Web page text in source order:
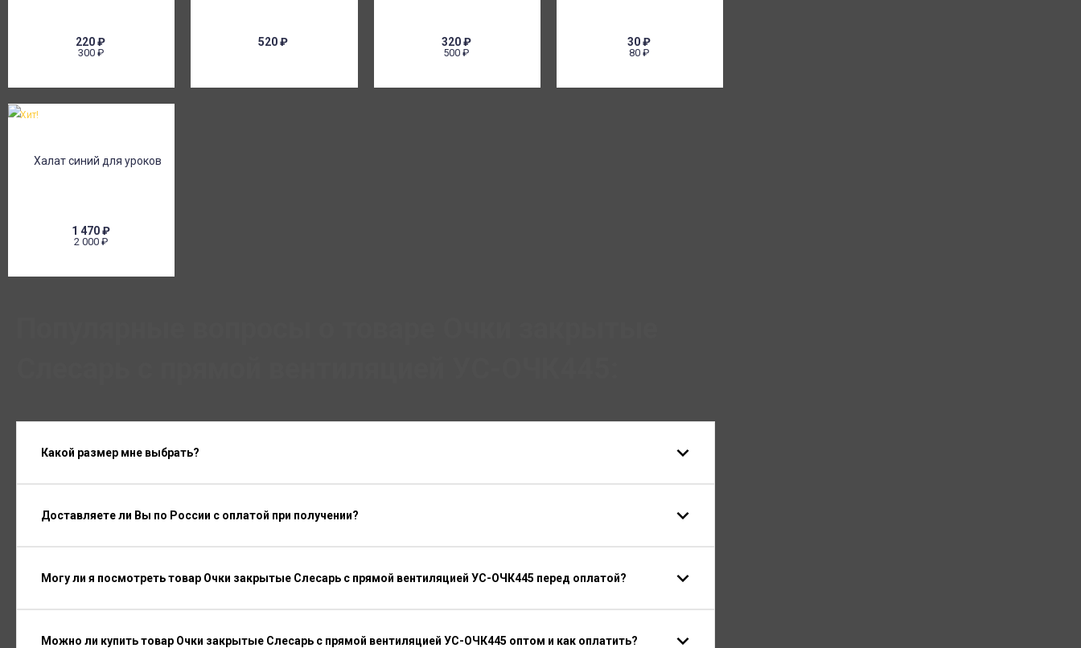
220₽
300 ₽
520₽ 320₽
500₽
30₽
80₽
1 470₽
2 000 ₽
Хит!
Какой размер мне выбрать?
Доставляете ли Вы по России с оплатой при получении?
Могу ли я посмотреть товар Очки закрытые Слесарь с прямой вентиляцией УС-ОЧК445 перед оплатой?
Можно ли купить товар Очки закрытые Слесарь с прямой вентиляцией УС-ОЧК445 оптом и как оплатить?